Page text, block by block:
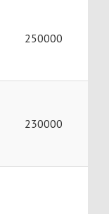
250000
230000